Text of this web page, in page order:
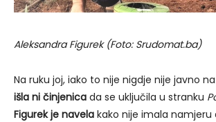
Aleksandra Figurek (Foto: Srudomat.ba)
Na ruku joj, iako to nije nigdje nije javno
išla ni činjenica da se uključila u stranku
Figurek je navela kako nije imala namjeru